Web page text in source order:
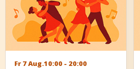
Fr 7 Aug.10:00 - 20:00